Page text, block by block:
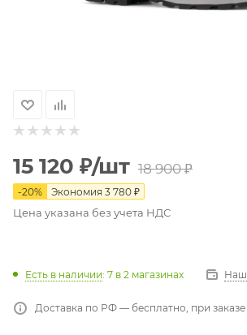
15 120 ₽/шт 18 900₽
-20% Экономия 3 780 ₽
Цена указана без учета НДС
Есть в наличии: 7 в 2 магазинах
Доставка по РФ — бесплатно, при заказе